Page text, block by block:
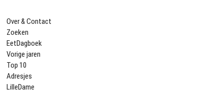
Over & Contact
Zoeken
EetDagboek
Vorige jaren
Top 10
Adresjes
LilleDame